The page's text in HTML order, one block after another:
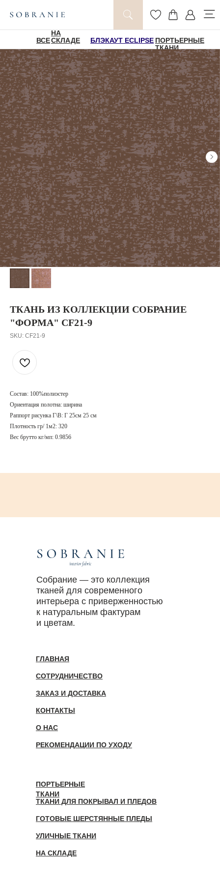
ВСЕ
НА
СКЛАДЕ
БЛЭКАУТ ECLIPSE ПОРТЬЕРНЫЕ
ТКАНИ
ТКАНЬ ИЗ КОЛЛЕКЦИИ СОБРАНИЕ
"ФОРМА" CF21-9
SKU: CF21-9
Состав: 100%полиэстер
Ориентация полотна: ширина
Раппорт рисунка Г\В: Г 25см 25 см
Плотность гр/ 1м2: 320
Вес брутто кг/мп: 0.9856
Собрание — это коллекция
тканей для современного
интерьера с приверженностью
к натуральным фактурам
и цветам.
ГЛАВНАЯ
СОТРУДНИЧЕСТВО
ЗАКАЗ И ДОСТАВКА
КОНТАКТЫ
О НАС
ПОРТЬЕРНЫЕ
ТКАНИ
ТКАНИ ДЛЯ ПОКРЫВАЛ И ПЛЕДОВ
ГОТОВЫЕ ШЕРСТЯННЫЕ ПЛЕДЫ
УЛИЧНЫЕ ТКАНИ
НА СКЛАДЕ
РЕКОМЕНДАЦИИ ПО УХОДУ